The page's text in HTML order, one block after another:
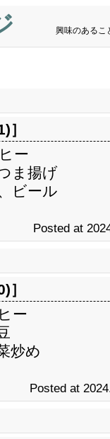
興味のあるこ
］
ー
ま揚げ
ビール
Posted at
］
ー
炒め
Posted at